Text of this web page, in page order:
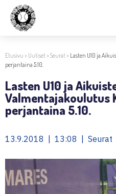
Etusivu > Uutiset>Seurat> Lasten U10 ja
perjantaina 5.10.
Lasten U10 ja
Valmentajakoulutus
perjantaina 5.10.
13.9.2018 | 13:08 | Seurat